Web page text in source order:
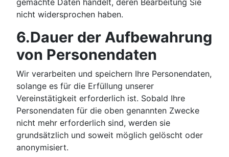
gemachte Daten handelt, deren Bearbeitung Sie
nicht widersprochen haben.
6.Dauer der Aufbewahrung
von Personendaten
Wir verarbeiten und speichern Ihre Personendaten,
solange es für die Erfüllung unserer
Vereinstätigkeit erforderlich ist. Sobald Ihre
Personendaten für die oben genannten Zwecke
nicht mehr erforderlich sind, werden sie
grundsätzlich und soweit möglich gelöscht oder
anonymisiert.